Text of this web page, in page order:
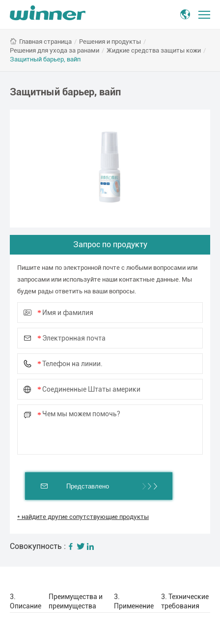
средства
защиты
Главная страница / Решения и продукты /
Решения для ухода за ранами / Жидкие средства защиты кожи /
Защитный барьер, вайп
Защитный барьер, вайп
Запрос по продукту
Пишите нам по электронной почте с любыми вопросами или
запросами или используйте наши контактные данные. Мы
будем рады ответить на ваши вопросы.
Представлено
* найдите другие сопутствующие продукты
Совокупность :
3.
Описание
Преимущества и
преимущества
3.
Применение
3. Технические
требования